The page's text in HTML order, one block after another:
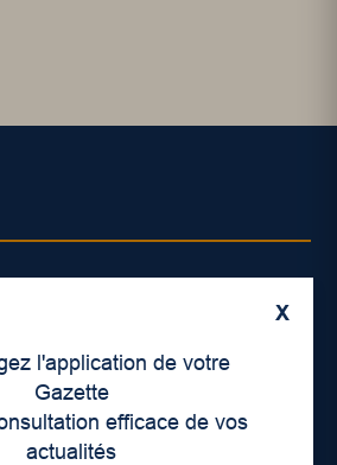
X
l'application de votre
Gazette
efficace de vos
actualités